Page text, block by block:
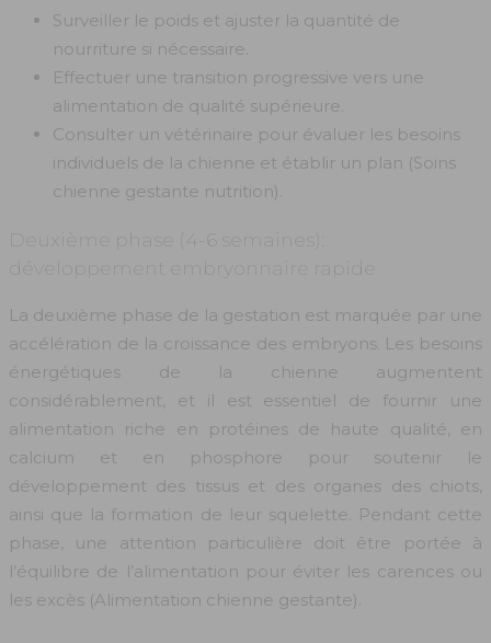
Surveiller le poids et ajuster la quantité de
nourriture si nécessaire.
Effectuer une transition progressive vers une
alimentation de qualité supérieure.
Consulter un vétérinaire pour évaluer les besoins
individuels de la chienne et établir un plan (Soins
chienne gestante nutrition).
Deuxième phase (4-6 semaines):
développement embryonnaire rapide
La deuxième phase de la gestation est marquée par une
accélération de la croissance des embryons. Les besoins
énergétiques de la chienne augmentent
considérablement, et il est essentiel de fournir une
alimentation riche en protéines de haute qualité, en
calcium et en phosphore pour soutenir le
développement des tissus et des organes des chiots,
ainsi que la formation de leur squelette. Pendant cette
phase, une attention particulière doit être portée à
l’équilibre de l’alimentation pour éviter les carences ou
les excès (Alimentation chienne gestante).